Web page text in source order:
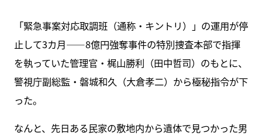
「緊急事案対応取調班（通称・キントリ）」の運用が停
止して3カ月――8億円強奪事件の特別捜査本部で指揮
を執っていた管理官・梶山勝利（田中哲司）のもとに、
警視庁副総監・磐城和久（大倉孝二）から極秘指令が下
った。
なんと、先日ある民家の敷地内から遺体で見つかった男